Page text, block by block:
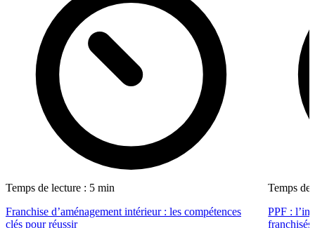
Temps de lecture : 5 min
Franchise d’aménagement intérieur : les compétences
clés pour réussir
Temps de
PPF :
franchisés